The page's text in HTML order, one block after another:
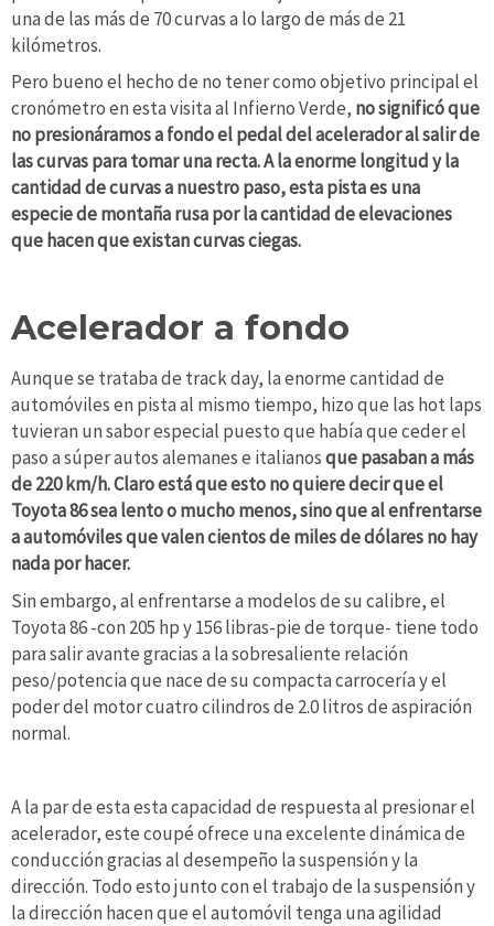
una de las más de 70 curvas a lo largo de más de 21
kilómetros.
Pero bueno el hecho de no tener como objetivo principal el
cronómetro en esta visita al Infierno Verde, no significó que
no presionáramos a fondo el pedal del acelerador al salir de
las curvas para tomar una recta. A la enorme longitud y la
cantidad de curvas a nuestro paso, esta pista es una
especie de montaña rusa por la cantidad de elevaciones
que hacen que existan curvas ciegas.
Acelerador a fondo
Aunque se trataba de track day, la enorme cantidad de
automóviles en pista al mismo tiempo, hizo que las hot laps
tuvieran un sabor especial puesto que había que ceder el
paso a súper autos alemanes e italianosque pasaban a más
de 220 km/h. Claro está que esto no quiere decir que el
Toyota 86 sea lento o mucho menos, sino que al enfrentarse
a automóviles que valen cientos de miles de dólares no hay
nada por hacer.
Sin embargo, al enfrentarse a modelos de su calibre, el
Toyota 86 -con 205 hp y 156 libras-pie de torque- tiene todo
para salir avante gracias a la sobresaliente relación
peso/potencia que nace de su compacta carrocería y el
poder del motor cuatro cilindros de 2.0 litros de aspiración
normal.
A la par de esta esta capacidad de respuesta al presionar el
acelerador, este coupé ofrece una excelente dinámica de
conducción gracias al desempeño la suspensión y la
dirección. Todo esto junto con el trabajo de la suspensión y
la dirección hacen que el automóvil tenga una agilidad